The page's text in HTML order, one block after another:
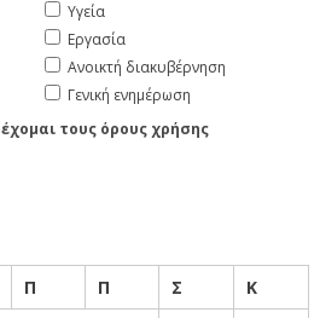
Υγεία
Εργασία
Ανοικτή διακυβέρνηση
Γενική ενημέρωση
τους όρους χρήσης
Π Π Σ
Κ